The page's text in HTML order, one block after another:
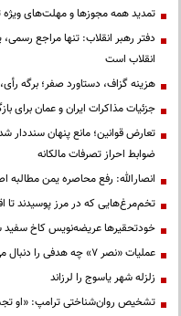
تمدید همه مجوزها و مهلت‌های ویژه
دفتر رهبر انقلاب: تنها مراجع
انقلاب است
هزینه گزاف، دستاورد صفر؛ برگه
جزئیات مذاکرات ایران و عمان برای
تعارض قوانین؛ مانع پنهان
ضوابط احراز تصرفات مالکانه
انصارالله: رفع محاصره یمن
تخم‌مرغ‌هایی که در مرز پوسیدند تا
خودتحقیرها عریضه‌نویس کاخ سفید
عملیات «نصر ۷» چه هدفی را دنبال می‌کرد؟
زلزله شهر یاسوج را لرزاند
تشخیص روان‌شناختی ترامپ: «او